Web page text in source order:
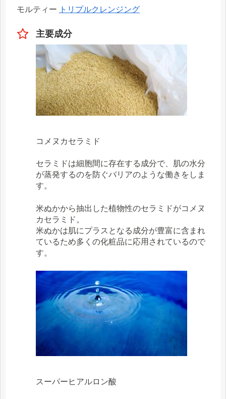
モルティー トリプルクレンジング
主要成分
コメヌカセラミド
セラミドは細胞間に存在する成分で、肌の水分
が蒸発するのを防ぐバリアのような働きをしま
す。
米ぬかから抽出した植物性のセラミドがコメヌ
カセラミド。
米ぬかは肌にプラスとなる成分が豊富に含まれ
ているため多くの化粧品に応用されているので
す。
スーパーヒアルロン酸